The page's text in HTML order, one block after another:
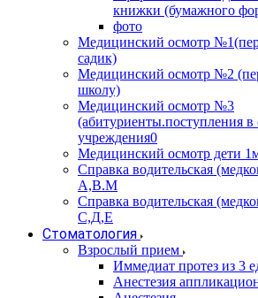
книжки (бумажного
фото
Медицинский осмотр
садик)
Медицинский осмотр №2
школу)
Медицинский осмотр №3
(абитуриенты.поступления
учреждения0
Медицинский осмотр дети
Справка водительская
А,В.М
Справка водительская
С,Д,Е
Стоматология
Взрослый прием
Иммедиат протез из 3
Анестезия